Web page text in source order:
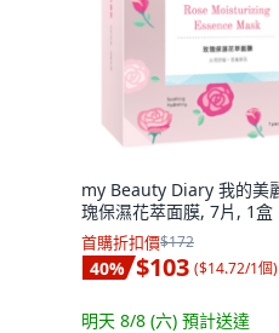
my Beauty Diary 我的美
瑰保濕花萃面膜, 7片, 1盒
首購折扣價$172
40% $103 ($14.72/1個)
明天 8/8 (六) 預計送達